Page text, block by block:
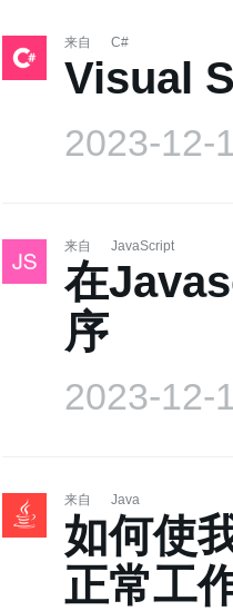
来自 C#
Visual
2023-12-
来自 JavaScript
在
序
2023-12-
来自 Java
如何使
正常工